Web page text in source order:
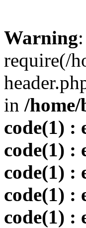
Warning:
require(/
in /
code(1) :
code(1) :
code(1) :
code(1) :
code(1) :